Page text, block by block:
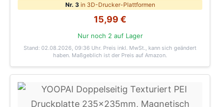
Nr. 3in 3D-Drucker-Plattformen
15,99 €
Nur noch 2 auf Lager
Stand: 02.08.2026, 09:36 Uhr. Preis inkl. MwSt., kann sich geändert
haben. Maßgeblich ist der Preis auf Amazon.